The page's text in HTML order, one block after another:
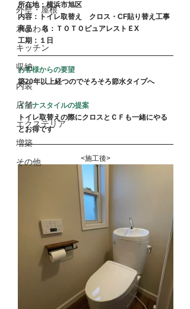
外壁・屋根
水まわり
キッチン
収納
内装
店舗
エクステリア
増築
その他
所在地：横浜市旭区
内容：トイレ取替え　クロス・CF貼り替え工事
商品	名：ＴＯＴＯピュアレストＥX
工期：１日
お客様からの要望
築20年以上経つのでそろそろ節水タイプへ
イイナスタイルの提案
トイレ取替えの際にクロスとＣＦも一緒にやる
とお得です
<施工後>